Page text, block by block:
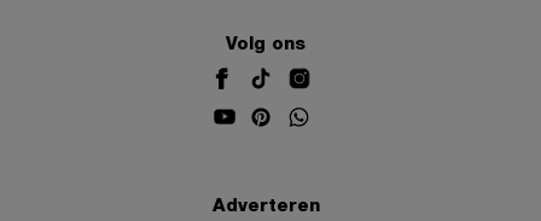
Volg ons
Adverteren